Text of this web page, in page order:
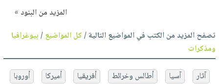
المزيد من البنود »
تصفح المزيد من الكتب في المواضيع التالية /كل المواضيع/بيوغرافيا
ومذكرات
آثار آسيا أطالس وخرائط أفريقيا أميركا
أوروبا